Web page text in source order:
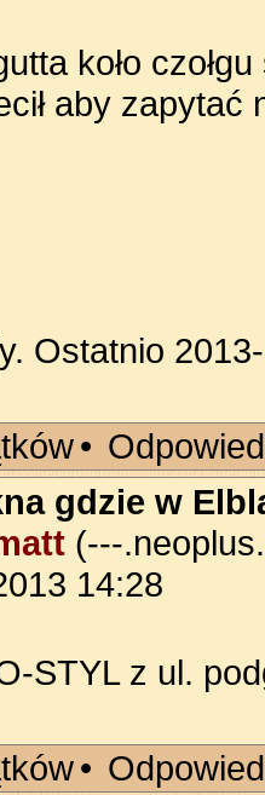
koło
aby zapytać
Ostatnio
•
gdzie w
(---
14:28
STYL z ul.
•